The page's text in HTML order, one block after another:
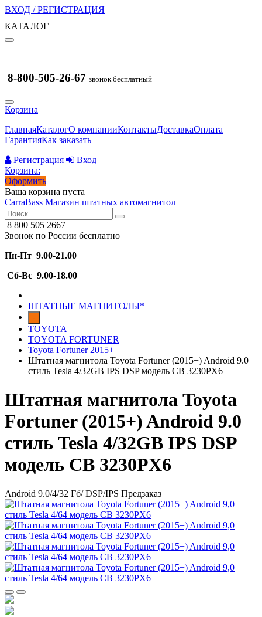
ВХОД / РЕГИСТРАЦИЯ
КАТАЛОГ
8-800-505-26-67 звонок бесплатный
Корзина
ГлавнаяКаталогО компанииКонтактыДоставкаОплата
ГарантияКак заказать
Регистрация
Вход
Корзина:
Оформить
Ваша корзина пуста
CarraBass Магазин штатных автомагнитол
8 800 505 2667
Звонок по России бесплатно
Пн-Пт 9.00-21.00
Сб-Вс 9.00-18.00
ШТАТНЫЕ МАГНИТОЛЫ*
-
TOYOTA
TOYOTA FORTUNER
Toyota Fortuner 2015+
Штатная магнитола Toyota Fortuner (2015+) Android 9.0
стиль Tesla 4/32GB IPS DSP модель CB 3230PX6
Штатная магнитола Toyota
Fortuner (2015+) Android 9.0
стиль Tesla 4/32GB IPS DSP
модель CB 3230PX6
Android 9.0/4/32 Гб/ DSP/IPS Предзаказ